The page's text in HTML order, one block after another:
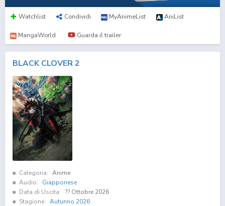
Watchlist Condividi MyAnimeList AniList
MangaWorld Guarda il trailer
BLACK CLOVER 2
Categoria: Anime
Audio:
Giapponese
Data di Uscita: ?? Ottobre 2026
Stagione: Autunno 2026